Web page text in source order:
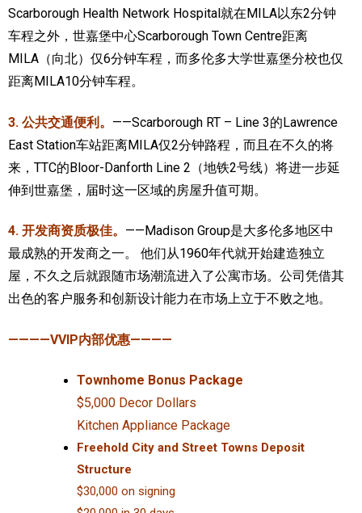
Scarborough Health Network Hospital就在MILA以东2分钟
车程之外，世嘉堡中心Scarborough Town Centre距离
MILA（向北）仅6分钟车程，而多伦多大学世嘉堡分校也仅
距离MILA10分钟车程。
3. 公共交通便利。 ——Scarborough RT – Line 3的Lawrence
East Station车站距离MILA仅2分钟路程，而且在不久的将
来，TTC的Bloor-Danforth Line 2（地铁2号线）将进一步延
伸到世嘉堡，届时这一区域的房屋升值可期。
4. 开发商资质极佳。 ——Madison Group是大多伦多地区中
最成熟的开发商之一。 他们从1960年代就开始建造独立
屋，不久之后就跟随市场潮流进入了公寓市场。公司凭借其
出色的客户服务和创新设计能力在市场上立于不败之地。
————VVIP内部优惠————
Townhome Bonus Package
$5,000 Decor Dollars
Kitchen Appliance Package
Freehold City and Street Towns Deposit
Structure
$30,000 on signing